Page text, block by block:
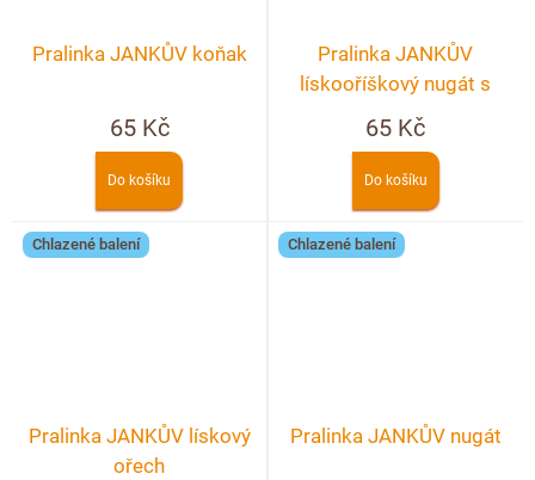
Pralinka JANKŮV koňak
65 Kč
Do košíku
Pralinka JANKŮV
lískooříškový nugát s
lískovým ořechem
65 Kč
Do košíku
Chlazené balení
Pralinka JANKŮV lískový
ořech
Chlazené balení
Pralinka JANKŮV nugát